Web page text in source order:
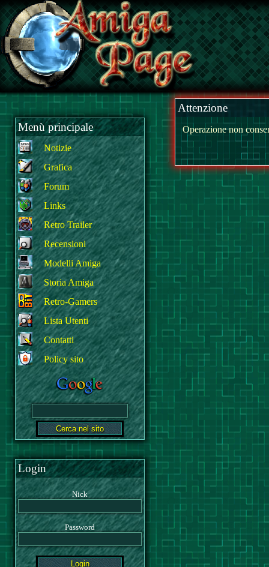
Menù principale
Notizie
Grafica
Forum
Links
Retro Trailer
Recensioni
Modelli Amiga
Storia Amiga
Retro-Gamers
Lista Utenti
Contatti
Policy sito
Login
Nick
Password
Attenzione
Operazione non